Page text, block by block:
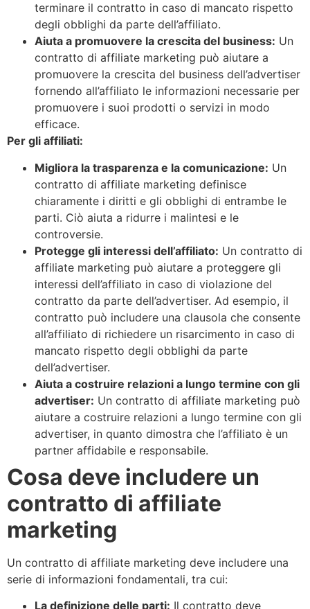
terminare il contratto in caso di mancato rispetto
degli obblighi da parte dell’affiliato.
Aiuta a promuovere la crescita del business: Un
contratto di affiliate marketing può aiutare a
promuovere la crescita del business dell’advertiser
fornendo all’affiliato le informazioni necessarie per
promuovere i suoi prodotti o servizi in modo
efficace.
Per gli affiliati:
Migliora la trasparenza e la comunicazione: Un
contratto di affiliate marketing definisce
chiaramente i diritti e gli obblighi di entrambe le
parti. Ciò aiuta a ridurre i malintesi e le
controversie.
Protegge gli interessi dell’affiliato: Un contratto di
affiliate marketing può aiutare a proteggere gli
interessi dell’affiliato in caso di violazione del
contratto da parte dell’advertiser. Ad esempio, il
contratto può includere una clausola che consente
all’affiliato di richiedere un risarcimento in caso di
mancato rispetto degli obblighi da parte
dell’advertiser.
Aiuta a costruire relazioni a lungo termine con gli
advertiser: Un contratto di affiliate marketing può
aiutare a costruire relazioni a lungo termine con gli
advertiser, in quanto dimostra che l’affiliato è un
partner affidabile e responsabile.
Cosa deve includere un
contratto di affiliate
marketing
Un contratto di affiliate marketing deve includere una
serie di informazioni fondamentali, tra cui:
La definizione delle parti: Il contratto deve